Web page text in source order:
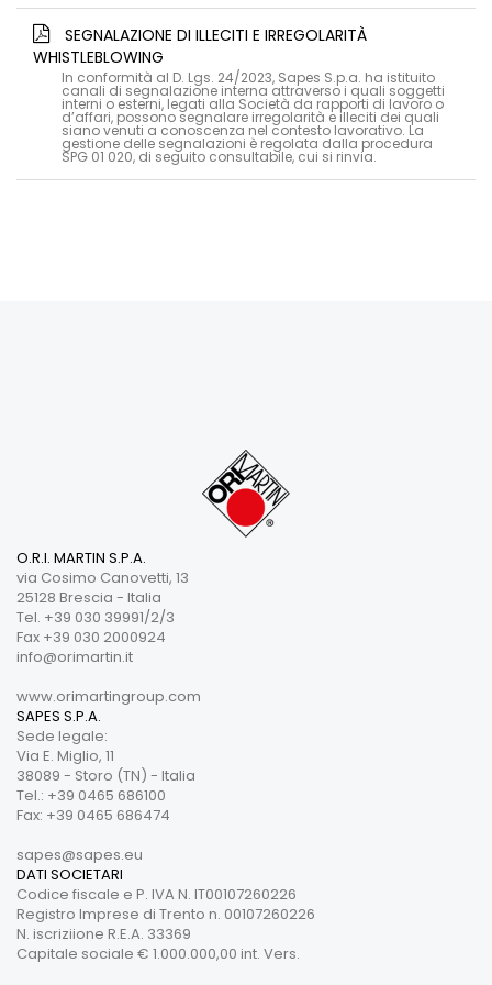
SEGNALAZIONE DI ILLECITI E IRREGOLARITÀ
WHISTLEBLOWING
In conformità al D. Lgs. 24/2023, Sapes S.p.a. ha istituito
canali di segnalazione interna attraverso i quali soggetti
interni o esterni, legati alla Società da rapporti di lavoro o
d’affari, possono segnalare irregolarità e illeciti dei quali
siano venuti a conoscenza nel contesto lavorativo. La
gestione delle segnalazioni è regolata dalla procedura
SPG 01 020, di seguito consultabile, cui si rinvia.
O.R.I. MARTIN S.P.A.
via Cosimo Canovetti, 13
25128 Brescia - Italia
Tel. +39 030 39991/2/3
Fax +39 030 2000924
info@orimartin.it
www.orimartingroup.com
SAPES S.P.A.
Sede legale:
Via E. Miglio, 11
38089 - Storo (TN) - Italia
Tel.: +39 0465 686100
Fax: +39 0465 686474
sapes@sapes.eu
DATI SOCIETARI
Codice fiscale e P. IVA N. IT00107260226
Registro Imprese di Trento n. 00107260226
N. iscriziione R.E.A. 33369
Capitale sociale € 1.000.000,00 int. Vers.